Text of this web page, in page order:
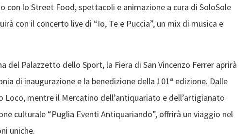
con lo Street Food, spettacoli e animazione a cura di SoloSole
con il concerto live di “Io, Te e Puccia”, un mix di musica e
del Palazzetto dello Sport, la Fiera di San Vincenzo Ferrer aprirà
di inaugurazione e la benedizione della 101ª edizione. Dalle
Loco, mentre il Mercatino dell’antiquariato e dell’artigianato
culturale “Puglia Eventi Antiquariando”, offrirà un viaggio nel
uniche.